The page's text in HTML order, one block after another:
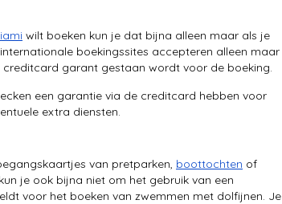
wilt boeken kun je dat bijna alleen maar als je
boekingssites accepteren alleen maar
creditcard garant gestaan wordt voor de boeking.
een garantie via de creditcard hebben voor
extra diensten.
van pretparken, boottochten of
je ook bijna niet om het gebruik van een
voor het boeken van zwemmen met dolfijnen. Je